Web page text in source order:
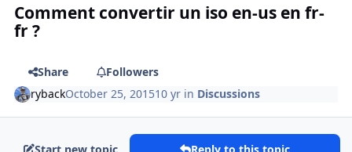
Comment convertir un iso en-us en fr-
fr ?
Share
Followers
rybackOctober 25, 201510 yr in Discussions